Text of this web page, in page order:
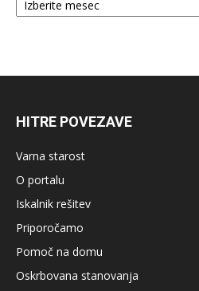
HITRE POVEZAVE
Varna starost
O portalu
Iskalnik rešitev
Priporočamo
Pomoč na domu
Oskrbovana stanovanja